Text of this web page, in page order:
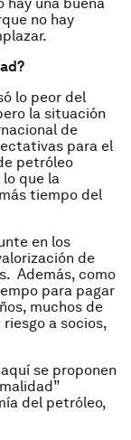
no hay
lo peor del
la situación
de
para el
petróleo
que la
tiempo del
en los
de
Además, como
para pagar
muchos de
a socios,
se proponen
del petróleo,